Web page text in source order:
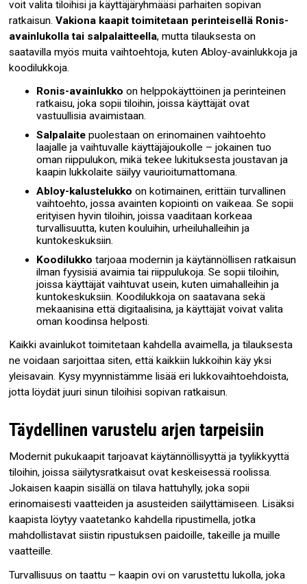
voit valita tiloihisi ja käyttäjäryhmääsi parhaiten sopivan
ratkaisun.Vakiona kaapit toimitetaan perinteisellä Ronis-
avainlukolla tai salpalaitteella, mutta tilauksesta on
saatavilla myös muita vaihtoehtoja, kuten Abloy-avainlukkoja ja
koodilukkoja.
Ronis-avainlukko on helppokäyttöinen ja perinteinen
ratkaisu, joka sopii tiloihin, joissa käyttäjät ovat
vastuullisia avaimistaan.
Salpalaitepuolestaan on erinomainen vaihtoehto
laajalle ja vaihtuvalle käyttäjäjoukolle – jokainen tuo
oman riippulukon, mikä tekee lukituksesta joustavan ja
kaapin lukkolaite säilyy vaurioitumattomana.
Abloy-kalustelukko on kotimainen, erittäin turvallinen
vaihtoehto, jossa avainten kopiointi on vaikeaa. Se sopii
erityisen hyvin tiloihin, joissa vaaditaan korkeaa
turvallisuutta, kuten kouluihin, urheiluhalleihin ja
kuntokeskuksiin.
Koodilukkotarjoaa modernin ja käytännöllisen ratkaisun
ilman fyysisiä avaimia tai riippulukoja. Se sopii tiloihin,
joissa käyttäjät vaihtuvat usein, kuten uimahalleihin ja
kuntokeskuksiin. Koodilukkoja on saatavana sekä
mekaanisina että digitaalisina, ja käyttäjät voivat valita
oman koodinsa helposti.
Kaikki avainlukot toimitetaan kahdella avaimella, ja tilauksesta
ne voidaan sarjoittaa siten, että kaikkiin lukkoihin käy yksi
yleisavain. Kysy myynnistämme lisää eri lukkovaihtoehdoista,
jotta löydät juuri sinun tiloihisi sopivan ratkaisun.
Täydellinen varustelu arjen tarpeisiin
Modernit pukukaapit tarjoavat käytännöllisyyttä ja tyylikkyyttä
tiloihin, joissa säilytysratkaisut ovat keskeisessä roolissa.
Jokaisen kaapin sisällä on tilava hattuhylly, joka sopii
erinomaisesti vaatteiden ja asusteiden säilyttämiseen. Lisäksi
kaapista löytyy vaatetanko kahdella ripustimella, jotka
mahdollistavat siistin ripustuksen paidoille, takeille ja muille
vaatteille.
Turvallisuus on taattu – kaapin ovi on varustettu lukolla, joka